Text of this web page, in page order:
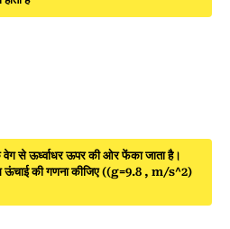
से ऊर्ध्वाधर ऊपर की ओर फेंका जाता है।
ऊंचाई की गणना कीजिए ((g=9.8 , m/s^2)